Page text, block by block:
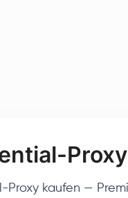
Proxy
Proxy kaufen —